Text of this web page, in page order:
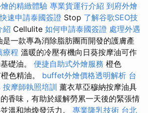
的精緻體驗 專業貨運行介紹 到府外燴
快速申請泰國簽證 Stop 了解谷歌SEO技
紹 Cellulite 如何申請泰國簽證 處理外遇
是一款專為消除脂肪團而開發的護膚產
療程 溫暖的冷壓有機向日葵按摩油可作
礎油。 便捷自助式外燴服務 橙色
色精油。 buffet外燴價格透明解析 台
按摩師執照培訓 薰衣草亞穆納按摩油具
香味，有助於緩解勞累一天後的緊張情
溫和地煥發活力。 專業隆乳技術 台北